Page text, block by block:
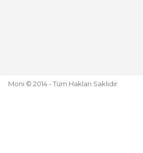
Moni © 2014 - Tüm Hakları Saklıdır